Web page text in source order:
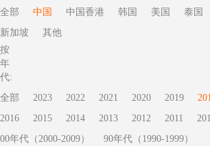
全部
中国 中国香港 韩国 美国 泰国
新加坡
其他
按
年
代:
全部
2023 2022 2021 2020 2019
2016
2015 2014 2013 2012 2011
00年代（2000-2009）
90年代（1990-1999）